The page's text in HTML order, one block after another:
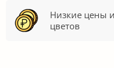
Низкие цены
цветов